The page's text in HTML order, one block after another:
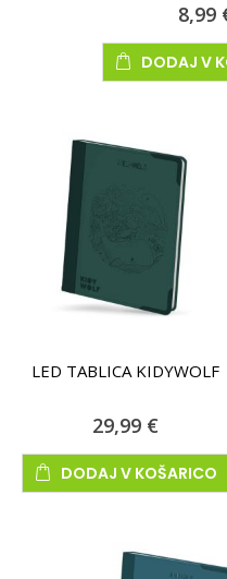
8,99
DODAJ V
LED TABLICA KIDYWOLF
29,99 €
DODAJ V KOŠARICO